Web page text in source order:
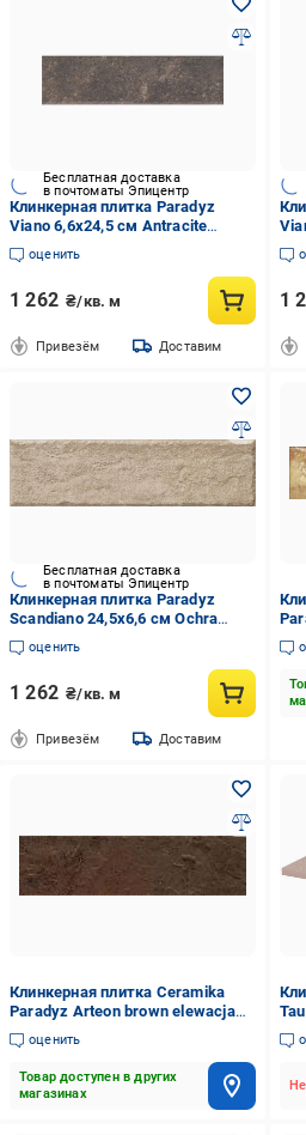
Бесплатная доставка
в почтоматы Эпицентр
Клинкерная плитка Paradyz
Viano 6,6x24,5 см Antracite
(8689)
оценить
1 262 ₴/кв. м
Привезём Доставим
1
Бесплатная доставка
в почтоматы Эпицентр
Клинкерная плитка Paradyz
Scandiano 24,5x6,6 см Ochra
(8160)
оценить
1 262 ₴/кв. м
Привезём Доставим
Клинкерная плитка Ceramika
Paradyz Arteon brown elewacja
24,5х6,6 см (new 60127159)
оценить
Товар доступен в других
магазинах